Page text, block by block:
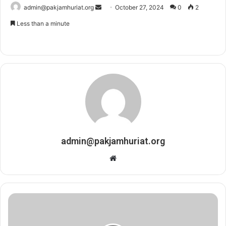
admin@pakjamhuriat.org
a
m
a
i
October 27, 2024 0 2
Less than a minute
admin@pakjamhuriat.org
b
s